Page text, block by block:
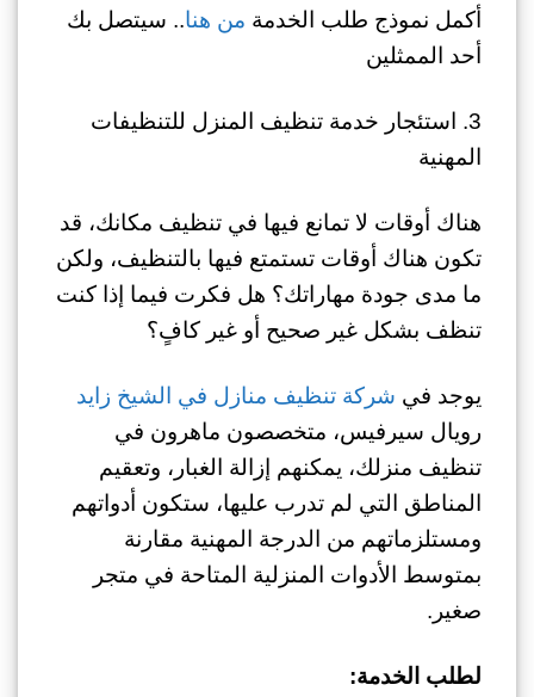
أكمل نموذج طلب الخدمة من هنا.. سيتصل بك
أحد الممثلين
3. استئجار خدمة تنظيف المنزل للتنظيفات
المهنية
هناك أوقات لا تمانع فيها في تنظيف مكانك، قد
تكون هناك أوقات تستمتع فيها بالتنظيف، ولكن
ما مدى جودة مهاراتك؟ هل فكرت فيما إذا كنت
تنظف بشكل غير صحيح أو غير كافٍ؟
يوجد في شركة تنظيف منازل في الشيخ زايد
رويال سيرفيس، متخصصون ماهرون في
تنظيف منزلك، يمكنهم إزالة الغبار، وتعقيم
المناطق التي لم تدرب عليها، ستكون أدواتهم
ومستلزماتهم من الدرجة المهنية مقارنة
بمتوسط ​​الأدوات المنزلية المتاحة في متجر
صغير.
لطلب الخدمة: